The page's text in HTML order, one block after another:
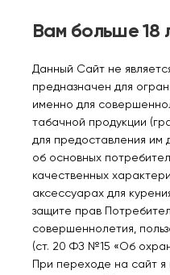
SMOANT Levin 1000mAh
1650₽
Уведомить
Персональные
Вам больше 18
Данный Сайт не
предназначен для
именно для
табачной продукции
для предоставления
об основных
качественных
аксессуарах для
защите прав
совершеннолетия,
(ст. 20 ФЗ №15 «Об
При переходе на сайт